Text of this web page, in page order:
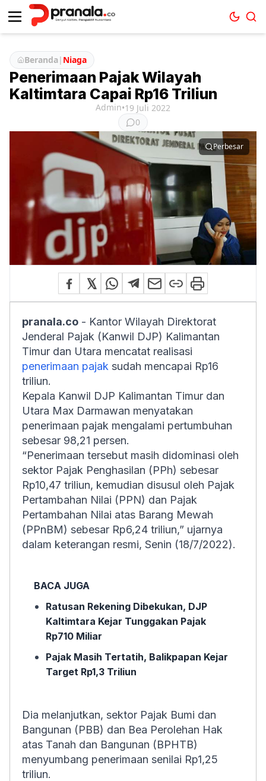
Beranda| Niaga
Penerimaan Pajak Wilayah
Kaltimtara Capai Rp16 Triliun
Admin•19 Juli 2022
0
Perbesar
pranala.co - Kantor Wilayah Direktorat
Jenderal Pajak (Kanwil DJP) Kalimantan
Timur dan Utara mencatat realisasi
penerimaan pajak sudah mencapai Rp16
triliun.
Kepala Kanwil DJP Kalimantan Timur dan
Utara Max Darmawan menyatakan
penerimaan pajak mengalami pertumbuhan
sebesar 98,21 persen.
“Penerimaan tersebut masih didominasi oleh
sektor Pajak Penghasilan (PPh) sebesar
Rp10,47 triliun, kemudian disusul oleh Pajak
Pertambahan Nilai (PPN) dan Pajak
Pertambahan Nilai atas Barang Mewah
(PPnBM) sebesar Rp6,24 triliun,” ujarnya
dalam keterangan resmi, Senin (18/7/2022).
BACA JUGA
Ratusan Rekening Dibekukan, DJP
Kaltimtara Kejar Tunggakan Pajak
Rp710 Miliar
Pajak Masih Tertatih, Balikpapan Kejar
Target Rp1,3 Triliun
Dia melanjutkan, sektor Pajak Bumi dan
Bangunan (PBB) dan Bea Perolehan Hak
atas Tanah dan Bangunan (BPHTB)
menyumbang penerimaan senilai Rp1,25
triliun.